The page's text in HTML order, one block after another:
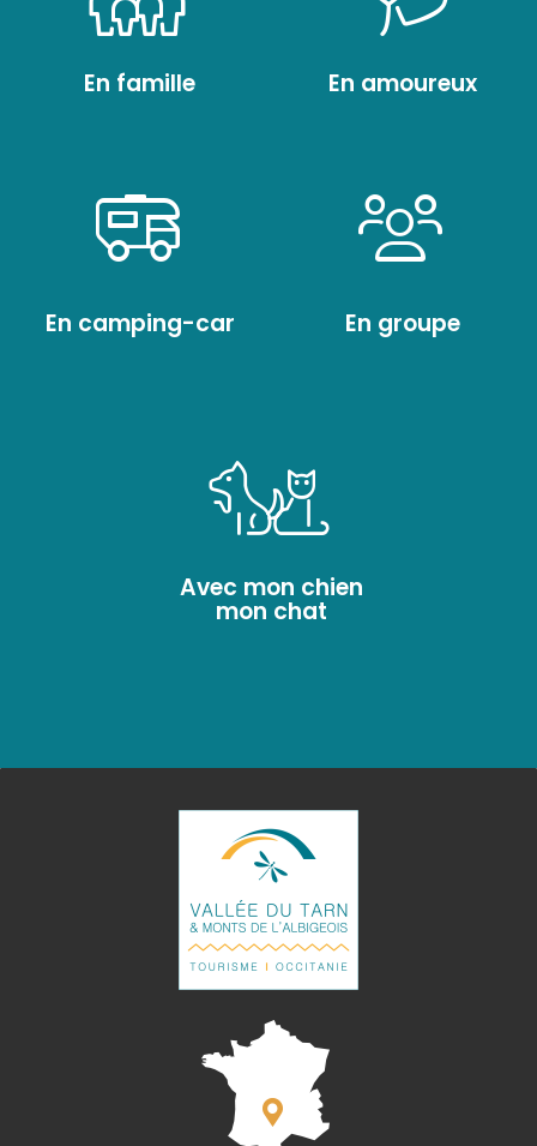
En famille En amoureux
En camping-car En groupe
Avec mon chien
mon chat